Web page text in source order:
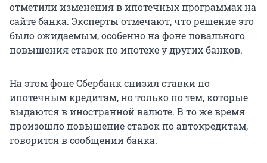
отметили изменения в ипотечных программах на
сайте банка. Эксперты отмечают, что решение это
было ожидаемым, особенно на фоне повального
повышения ставок по ипотеке у других банков.
На этом фоне Сбербанк снизил ставки по
ипотечным кредитам, но только по тем, которые
выдаются в иностранной валюте. В то же время
произошло повышение ставок по автокредитам,
говорится в сообщении банка.